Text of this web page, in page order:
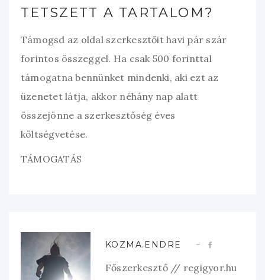
TETSZETT A TARTALOM?
Támogsd az oldal szerkesztőit havi pár szár
forintos összeggel. Ha csak 500 forinttal
támogatna bennünket mindenki, aki ezt az
üzenetet látja, akkor néhány nap alatt
összejönne a szerkesztőség éves
költségvetése.
TÁMOGATÁS
KOZMA.ENDRE
Főszerkesztő // regigyor.hu